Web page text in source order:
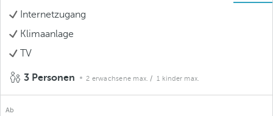
Internetzugang
Klimaanlage
TV
3 Personen 2 erwachsene max. / 1 kinder max.
Ab